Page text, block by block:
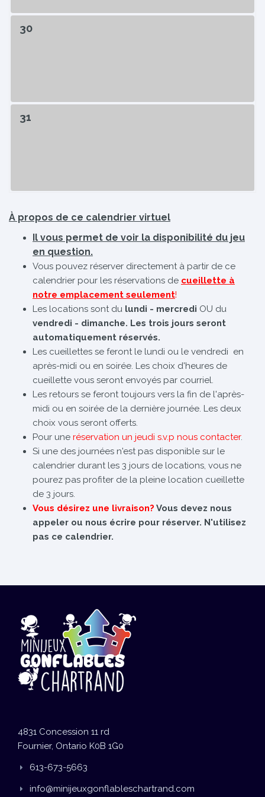
30
31
À propos de ce calendrier virtuel
Il vous permet de voir la disponibilité du jeu
en question.
Vous pouvez réserver directement à partir de ce
calendrier pour les réservations de cueillette à
notre emplacement seulement!
Les locations sont du lundi - mercredi OU du
vendredi - dimanche. Les trois jours seront
automatiquement réservés.
Les cueillettes se feront le lundi ou le vendredi en
après-midi ou en soirée. Les choix d'heures de
cueillette vous seront envoyés par courriel.
Les retours se feront toujours vers la fin de l'après-
midi ou en soirée de la dernière journée. Les deux
choix vous seront offerts.
Pour une réservation un jeudi s.v.p nous contacter.
Si une des journées n'est pas disponible sur le
calendrier durant les 3 jours de locations, vous ne
pourez pas profiter de la pleine location cueillette
de 3 jours.
Vous désirez une livraison? Vous devez nous
appeler ou nous écrire pour réserver. N'utilisez
pas ce calendrier.
4831 Concession 11 rd
Fournier, Ontario K0B 1G0
613-673-5663
info@minijeuxgonflableschartrand.com